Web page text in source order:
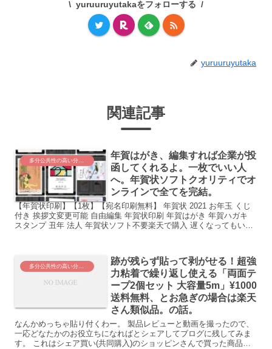
yuruuruyutakaをフォローする
yuruuruyutaka
関連記事
年賀はがき、編集すれば企業が投
函してくれるよ。一枚でいい人
へ。年賀状ソフトクオリティでオ
ンラインで全てを完結。
【年賀状印刷】【1枚】【宛名印刷無料】 年賀状 2021 お年玉 くじ
付き 挨拶文変更可能 自由編集 年賀状印刷 年賀はがき 年賀ハガキ
スタンプ 丑年 法人 年賀状ソフト不要楽天で購入 遅くなってもいい
多分公共性の高い分野。みんなにお役立ちの情報！
跡が残らず貼って剥がせる！超強
力粘着で繰り返し使える「両面テ
ープ2個セット 大容量5m」¥1000
送料無料、とお急ぎの場合は楽天
さん類似品。の話。
なんかめっちゃ貼り付くわー。 製品レビューと動画を撮ったので、
一応どなたかのお役立ちになればとシェアしてブログに残してみま
す。 これはシェア買い(共同購入)のショッピンさんで買った商品で